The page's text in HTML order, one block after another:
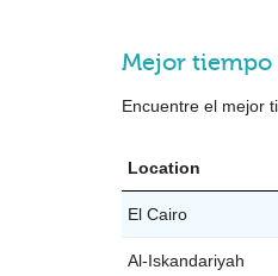
Mejor tiempo
Encuentre el mejor
Location
El Cairo
Al-Iskandariyah